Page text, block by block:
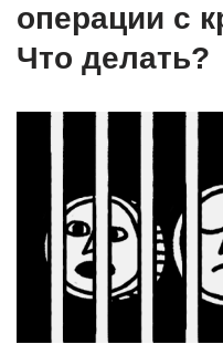
операции с
Что делать?